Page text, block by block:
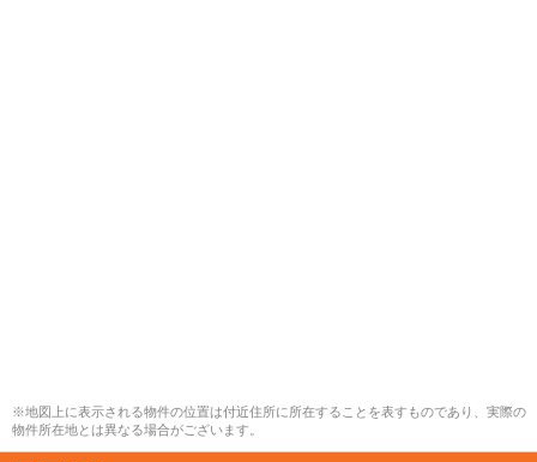
※地図上に表示される物件の位置は付近住所に所在することを表すものであり、実際の
物件所在地とは異なる場合がございます。